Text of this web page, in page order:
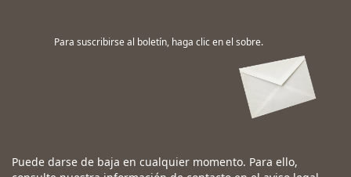
Para suscribirse al boletín, haga clic en el sobre.
Puede darse de baja en cualquier momento. Para ello,